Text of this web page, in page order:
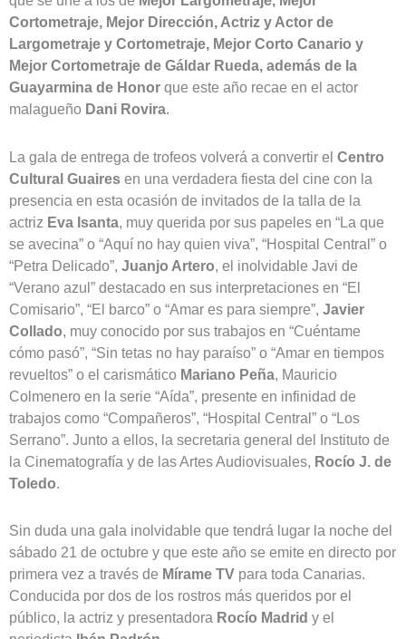
Cortometraje, Mejor Dirección, Actriz y Actor de
Largometraje y Cortometraje, Mejor Corto Canario y
Mejor Cortometraje de Gáldar Rueda, además de la
Guayarmina de Honor que este año recae en el actor
malagueño Dani Rovira.
La gala de entrega de trofeos volverá a convertir el Centro
Cultural Guaires en una verdadera fiesta del cine con la
presencia en esta ocasión de invitados de la talla de la
actriz Eva Isanta, muy querida por sus papeles en “La que
se avecina” o “Aquí no hay quien viva”, “Hospital Central” o
“Petra Delicado”, Juanjo Artero, el inolvidable Javi de
“Verano azul” destacado en sus interpretaciones en “El
Comisario”, “El barco” o “Amar es para siempre”, Javier
Collado, muy conocido por sus trabajos en “Cuéntame
cómo pasó”, “Sin tetas no hay paraíso” o “Amar en tiempos
revueltos” o el carismático Mariano Peña, Mauricio
Colmenero en la serie “Aída”, presente en infinidad de
trabajos como “Compañeros”, “Hospital Central” o “Los
Serrano”. Junto a ellos, la secretaria general del Instituto de
la Cinematografía y de las Artes Audiovisuales, Rocío J. de
Toledo.
Sin duda una gala inolvidable que tendrá lugar la noche del
sábado 21 de octubre y que este año se emite en directo por
primera vez a través de Mírame TV para toda Canarias.
Conducida por dos de los rostros más queridos por el
público, la actriz y presentadora Rocío Madrid y el